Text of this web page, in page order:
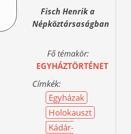
Fisch Henrik a
Népköztársaságban
Fő témakör:
EGYHÁZTÖRTÉNET
Címkék:
Egyházak
Holokauszt
Kádár-